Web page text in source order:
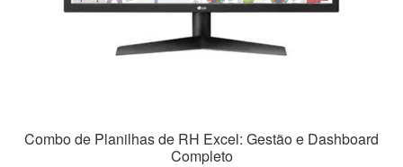
Combo de Planilhas de RH Excel: Gestão e Dashboard
Completo